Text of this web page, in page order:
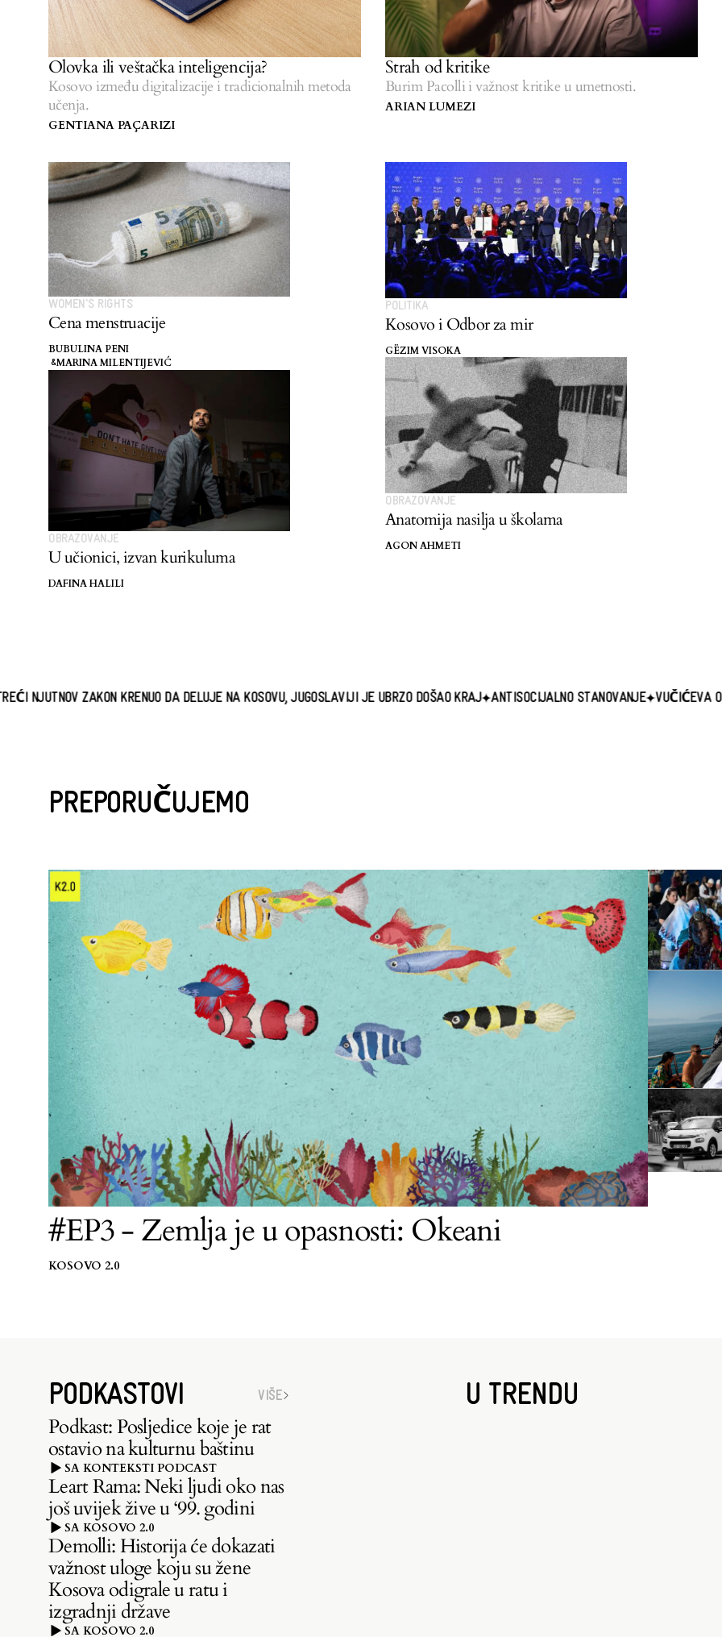
Olovka ili veštačka inteligencija?
Kosovo između digitalizacije i tradicionalnih metoda
učenja.
GENTIANA PAÇARIZI
WOMEN'S RIGHTS
Cena menstruacije
BUBULINA PENI
&MARINA MILENTIJEVIĆ
OBRAZOVANJE
U učionici, izvan kurikuluma
DAFINA HALILI
Strah od kritike
Burim Pacolli i važnost kritike u umetnosti.
ARIAN LUMEZI
POLITIKA
Kosovo i Odbor za mir
GËZIM VISOKA
OBRAZOVANJE
Anatomija nasilja u školama
AGON AHMETI
KRENUO DA DELUJE NA KOSOVU, JUGOSLAVIJI JE UBRZO DOŠAO KRAJ ANTISOCIJALNO STANOVANJE VUČIĆEVA OPOZICIJA
PREPORUČUJEMO
#EP3 - Zemlja je u opasnosti: Okeani
KOSOVO 2.0
PODKASTOVI VIŠE
Podkast: Posljedice koje je rat
ostavio na kulturnu baštinu
SA KONTEKSTI PODCAST
Leart Rama: Neki ljudi oko nas
još uvijek žive u ‘99. godini
SA KOSOVO 2.0
Demolli: Historija će dokazati
važnost uloge koju su žene
Kosova odigrale u ratu i
izgradnji države
SA KOSOVO 2.0
U TRENDU